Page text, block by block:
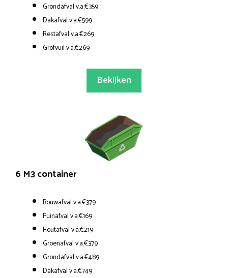
Grondafval v.a.€359
Dakafval v.a.€599
Restafval v.a.€269
Grofvuil v.a.€269
Bekijken
6 M3 container
Bouwafval v.a.€379
Puinafval v.a.€169
Houtafval v.a.€219
Groenafval v.a.€379
Grondafval v.a.€489
Dakafval v.a.€749